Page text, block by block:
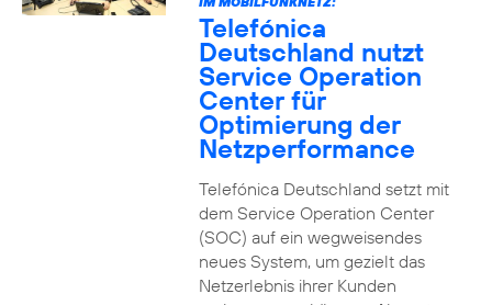
Telefónica
Deutschland nutzt
Service Operation
Center für
Optimierung der
Netzperformance
Telefónica Deutschland setzt mit
dem Service Operation Center
(SOC) auf ein wegweisendes
neues System, um gezielt das
Netzerlebnis ihrer Kunden